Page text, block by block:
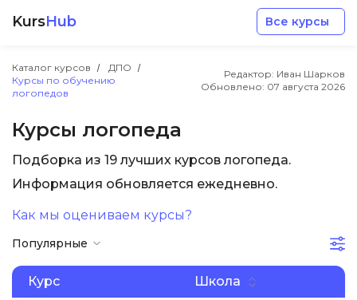
KursHub Все курсы
Каталог курсов
ДПО
Курсы по обучению
логопедов
Редактор: Иван Шарков
Обновлено: 07 августа 2026
Курсы логопеда
Подборка из 19 лучших курсов логопеда.
Информация обновляется ежедневно.
Как мы оцениваем курсы?
Популярные
Курс Школа
Разработка
Маркетинг
Дизайн